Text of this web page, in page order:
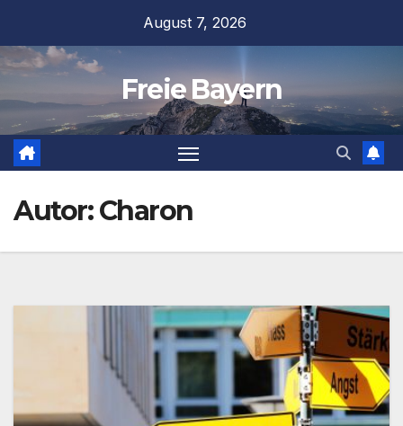
springen
August 7, 2026
Freie Bayern
Autor:Charon